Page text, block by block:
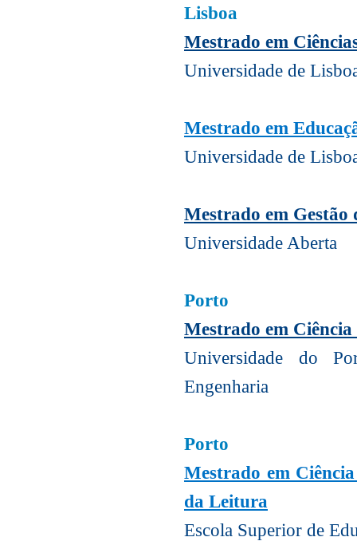
Lisboa
Mestrado em
Universidade de
Mestrado em
Universidade de
Mestrado em Gestão
Universidade Aberta
Porto
Mestrado em
Universidade do
Engenharia
Porto
Mestrado em
da Leitura
Escola Superior de